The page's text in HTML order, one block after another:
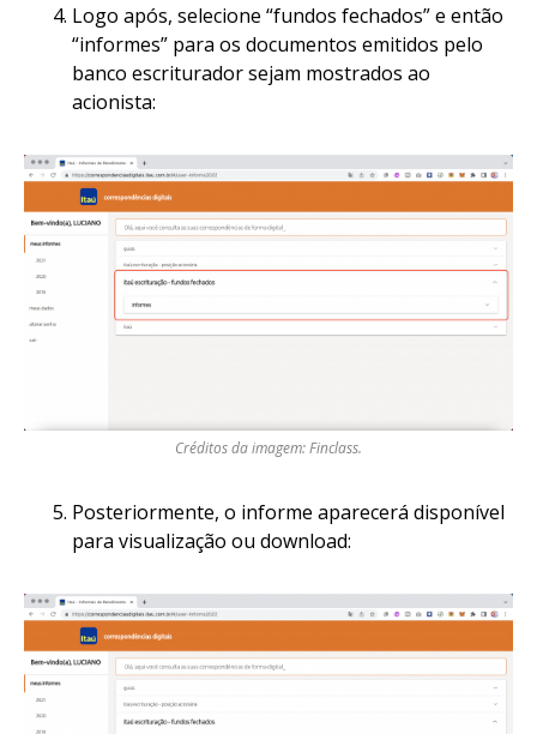
Logo após, selecione “fundos fechados” e então
“informes” para os documentos emitidos pelo
banco escriturador sejam mostrados ao
acionista:
Créditos da imagem: Finclass.
Posteriormente, o informe aparecerá disponível
para visualização ou download: